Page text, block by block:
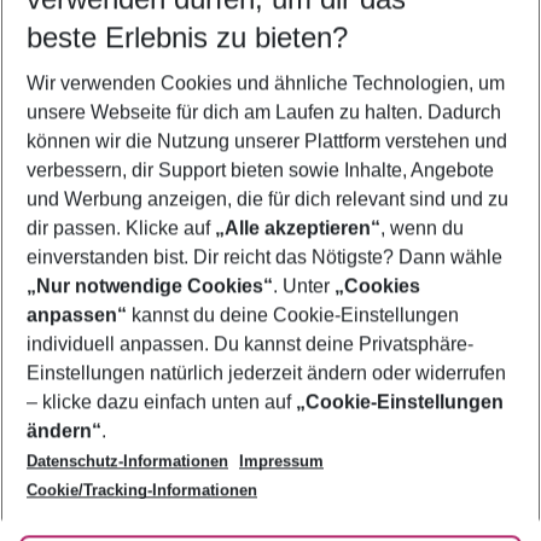
5-8 Nächte
2 Erwachsene Keine Kinder
Mehr Filter anzeigen
Footer
Footer navigation
Über uns
AGB
Bestpreisgarantie
Cookie-Einstellungen ändern
Cookie-Richtlinie
Agenturbetreuung
Barrierefreies Reisen
Folge uns
beste Erlebnis zu bieten?
Wir verwenden Cookies und ähnliche Technologien, um
unsere Webseite für dich am Laufen zu halten. Dadurch
können wir die Nutzung unserer Plattform verstehen und
verbessern, dir Support bieten sowie Inhalte, Angebote
und Werbung anzeigen, die für dich relevant sind und zu
dir passen. Klicke auf „Alle akzeptieren“, wenn du
einverstanden bist. Dir reicht das Nötigste? Dann wähle
„Nur notwendige Cookies“. Unter „Cookies
anpassen“ kannst du deine Cookie-Einstellungen
individuell anpassen. Du kannst deine Privatsphäre-
Einstellungen natürlich jederzeit ändern oder widerrufen
– klicke dazu einfach unten auf „Cookie-Einstellungen
ändern“.
Datenschutz-Informationen
Impressum
Cookie/Tracking-Informationen